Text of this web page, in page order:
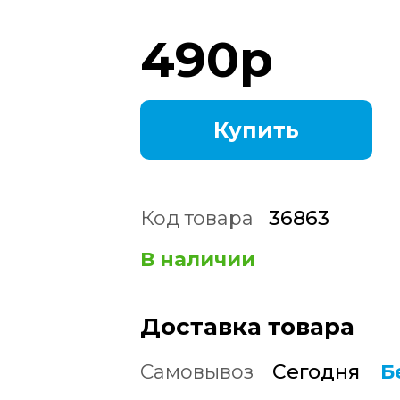
490р
Купить
Код товара
36863
В наличии
Доставка товара
Самовывоз Сегодня